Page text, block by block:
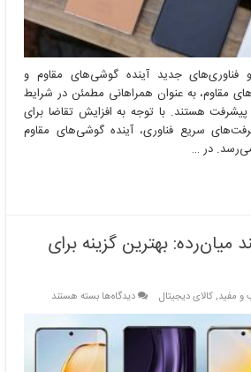
فناوری‌های جدید آینده گوشی‌های مقاوم و
مقاوم، به عنوان همراهانی مطمئن در شرایط
هستند. با توجه به افزایش تقاضا برای
سریع فناوری، آینده گوشی‌های مقاوم
می‌رسد. در …
بهترین گزینه برای
و مفید,کالای دیجیتال دیدگاه‌هابرای
گوشی‌های
هوشمند
میان‌رده:
بهترین
بسته هستند